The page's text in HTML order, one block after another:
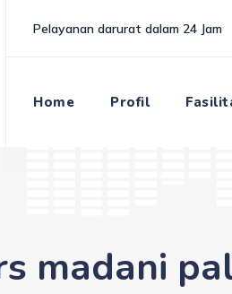
Pelayanan darurat dalam 24 Jam
Home Profil
madani